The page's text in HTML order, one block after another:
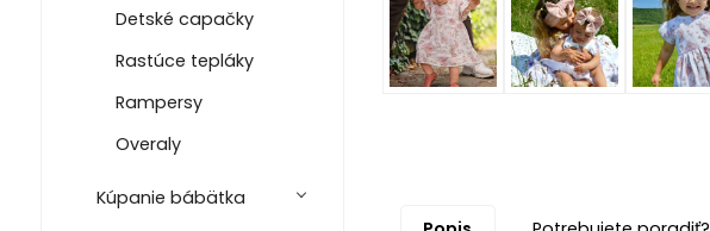
Detské capačky
Rastúce tepláky
Rampersy
Overaly
Kúpanie bábätka